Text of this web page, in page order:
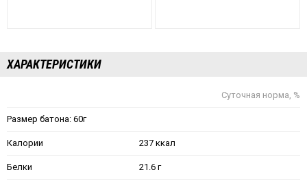
ХАРАКТЕРИСТИКИ
Суточная норма, %
Размер батона: 60г
Калории 237 ккал
Белки 21.6 г